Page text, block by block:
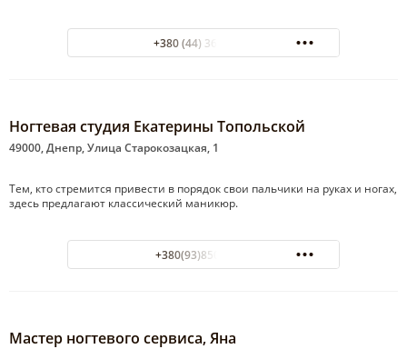
+380 (44) 360 32 99
Ногтевая студия Екатерины Топольской
49000, Днепр, Улица Старокозацкая, 1
Тем, кто стремится привести в порядок свои пальчики на руках и ногах,
здесь предлагают классический маникюр.
+380(93)850-63-43
Мастер ногтевого сервиса, Яна